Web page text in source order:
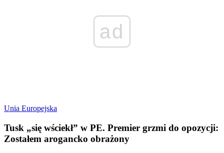
ad
Unia Europejska
Tusk „się wściekł” w PE. Premier grzmi do opozycji:
Zostałem arogancko obrażony